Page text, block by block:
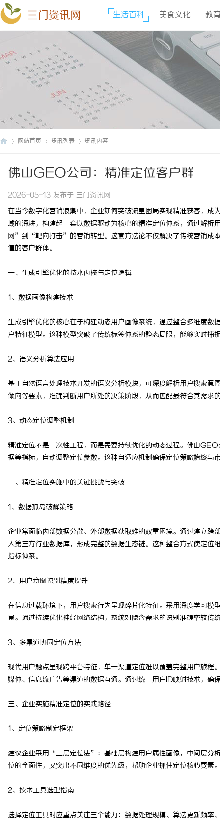
三门资讯网 生活百科 美食文化 教
网站首页 资讯列表 资讯内容
佛山GEO公司：精准定位客户群
2026-05-13 发布于 三门资讯网
在当今数字化营销浪潮中，企业如何突破流量困局实现精准获客，成
域的深耕，构建起一套以数据驱动为核心的精准定位体系，通过解
网”到“靶向打击”的营销转型。这套方法论不仅解决了传统营销成
值的客户群体。
一、生成引擎优化的技术内核与定位逻辑
1、数据画像构建技术
生成引擎优化的核心在于构建动态用户画像系统，通过整合多维度
户特征模型。这种模型突破了传统标签体系的静态局限，能够实时捕
2、语义分析算法应用
基于自然语言处理技术开发的语义分析模块，可深度解析用户搜索
倾向等要素，准确判断用户所处的决策阶段，从而匹配最符合其需求
3、动态定位调整机制
精准定位不是一次性工程，而是需要持续优化的动态过程。佛山
据等指标，自动调整定位参数。这种自适应机制确保定位策略始终与
二、精准定位实施中的关键挑战与突破
1、数据孤岛破解策略
企业常面临内部数据分散、外部数据获取难的双重困境。通过建立
入第三方行业数据库，形成完整的数据生态链。这种整合方式使定
指标体系。
2、用户意图识别精度提升
在信息过载环境下，用户搜索行为呈现碎片化特征。采用深度学习
景。通过持续优化神经网络结构，系统对隐含需求的识别准确率较
3、多渠道协同定位方法
现代用户触点呈现跨平台特征，单一渠道定位难以覆盖完整用户旅
媒体、信息流广告等渠道的数据互通。通过统一用户ID映射技术，确
三、企业实施精准定位的实践路径
1、定位策略制定框架
建议企业采用“三层定位法”：基础层构建用户属性画像，中间层分
位的全面性，又突出不同维度的优先级，帮助企业抓住定位核心要素
2、技术工具选型指南
选择定位工具时应重点关注三个能力：数据处理规模、算法更新频
武汉配眼镜 上海配眼镜